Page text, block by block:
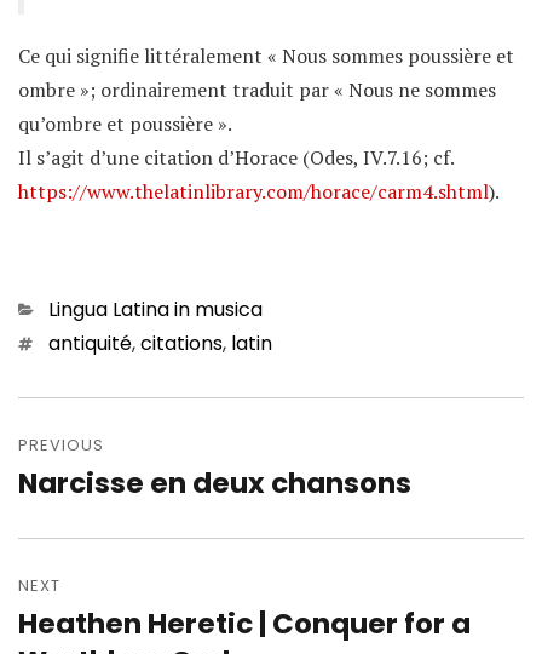
Ce qui signifie littéralement « Nous sommes poussière et
ombre »; ordinairement traduit par « Nous ne sommes
qu’ombre et poussière ».
Il s’agit d’une citation d’Horace (Odes, IV.7.16; cf.
https://www.thelatinlibrary.com/horace/carm4.shtml).
Categories
Lingua Latina in musica
Tagsantiquité,citations, latin
de
l’article
PREVIOUS
Previous
Narcisse en deux chansons
NEXT
Next
Heathen Heretic | Conquer for a